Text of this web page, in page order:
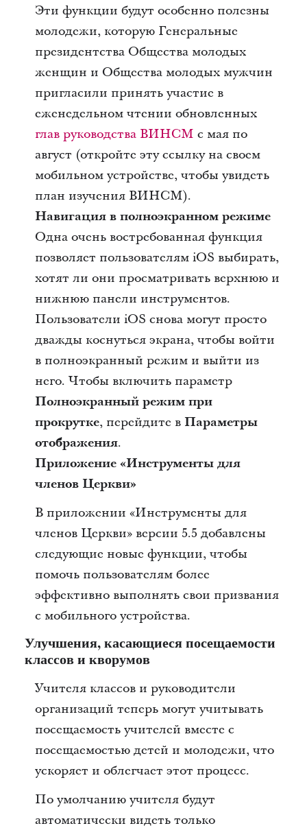
Эти функции будут особенно полезны
молодежи, которую Генеральные
президентства Общества молодых
женщин и Общества молодых мужчин
пригласили принять участие в
еженедельном чтении обновленных
глав руководства ВИНСМ с мая по
август (откройте эту ссылку на своем
мобильном устройстве, чтобы увидеть
план изучения ВИНСМ).
Навигация в полноэкранном режиме
Одна очень востребованная функция
позволяет пользователям iOS выбирать,
хотят ли они просматривать верхнюю и
нижнюю панели инструментов.
Пользователи iOS снова могут просто
дважды коснуться экрана, чтобы войти
в полноэкранный режим и выйти из
него. Чтобы включить параметр
Полноэкранный режим при
прокрутке, перейдите в Параметры
отображения.
Приложение «Инструменты для
членов Церкви»
В приложении «Инструменты для
членов Церкви» версии 5.5 добавлены
следующие новые функции, чтобы
помочь пользователям более
эффективно выполнять свои призвания
с мобильного устройства.
Улучшения, касающиеся посещаемости
классов и кворумов
Учителя классов и руководители
организаций теперь могут учитывать
посещаемость учителей вместе с
посещаемостью детей и молодежи, что
ускоряет и облегчает этот процесс.
По умолчанию учителя будут
автоматически видеть только